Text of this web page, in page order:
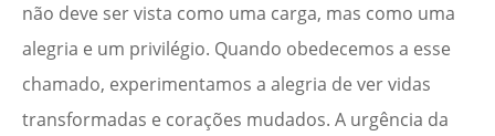
não deve ser vista como uma carga, mas como uma
alegria e um privilégio. Quando obedecemos a esse
chamado, experimentamos a alegria de ver vidas
transformadas e corações mudados. A urgência da